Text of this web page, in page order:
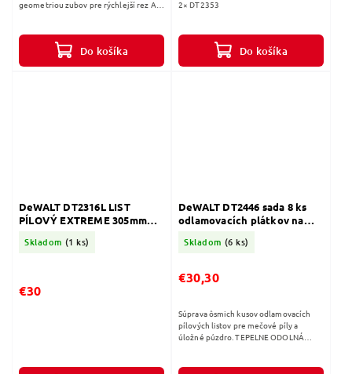
Do košíka
geometriou zubov pre rýchlejší rez Až
Do košíka
2× DT2353
DeWALT DT2316L LIST
PÍLOVÝ EXTREME 305mm
Skladom (1 ks)
€30
DeWALT DT2446 sada 8 ks
odlamovacích plátkov na
púzdre
Skladom (6 ks)
€30,30
Súprava ôsmich kusov odlamovacích
pílových listov pre mečové píly a
úložné púzdro. TEPELNE ODOLNÁ